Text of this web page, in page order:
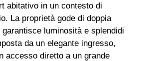
abitativo in un contesto di
La proprietà gode di doppia
luminosità e splendidi
da un elegante ingresso,
accesso diretto a un grande